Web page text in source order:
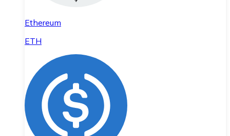
Ethereum
ETH